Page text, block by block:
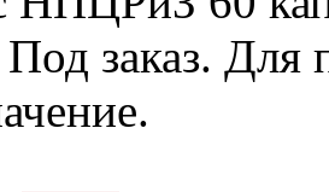
Под заказ. Для